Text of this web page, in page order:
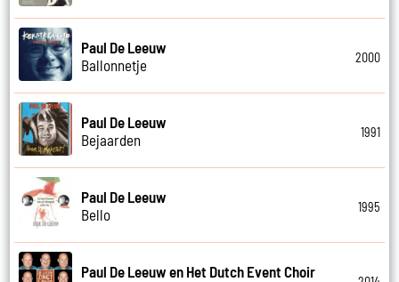
Paul De Leeuw
Ballonnetje
2000
Paul De Leeuw
Bejaarden
1991
Paul De Leeuw
Bello
1995
Paul De Leeuw en Het Dutch Event Choir